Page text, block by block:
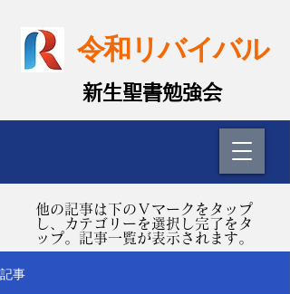
令和リバイバル
​新生聖書勉強会
​他の記事は下のＶマークをタップ
し、カテゴリーを選択し完了をタ
ップ。記事一覧が表示されます。
記事